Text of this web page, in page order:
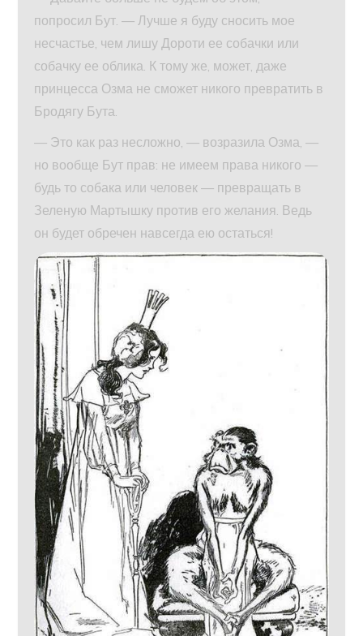
попросил Бут. — Лучше я буду сносить мое
несчастье, чем лишу Дороти ее собачки или
собачку ее облика. К тому же, может, даже
принцесса Озма не сможет никого превратить в
Бродягу Бута.
— Это как раз несложно, — возразила Озма, —
но вообще Бут прав: не имеем права никого —
будь то собака или человек — превращать в
Зеленую Мартышку против его желания. Ведь
он будет обречен навсегда ею остаться!